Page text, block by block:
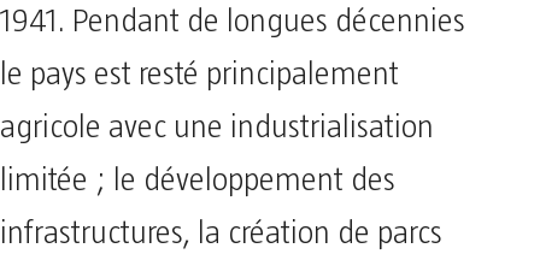
1941. Pendant de longues décennies
le pays est resté principalement
agricole avec une industrialisation
limitée ; le développement des
infrastructures, la création de parcs